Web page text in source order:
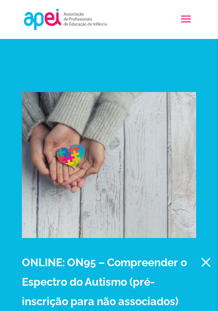
ONLINE: ON95 – Compreender o
Espectro do Autismo (pré-
inscrição para não associados)
M